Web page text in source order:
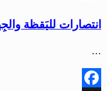
انتصارات لليَقظة
…